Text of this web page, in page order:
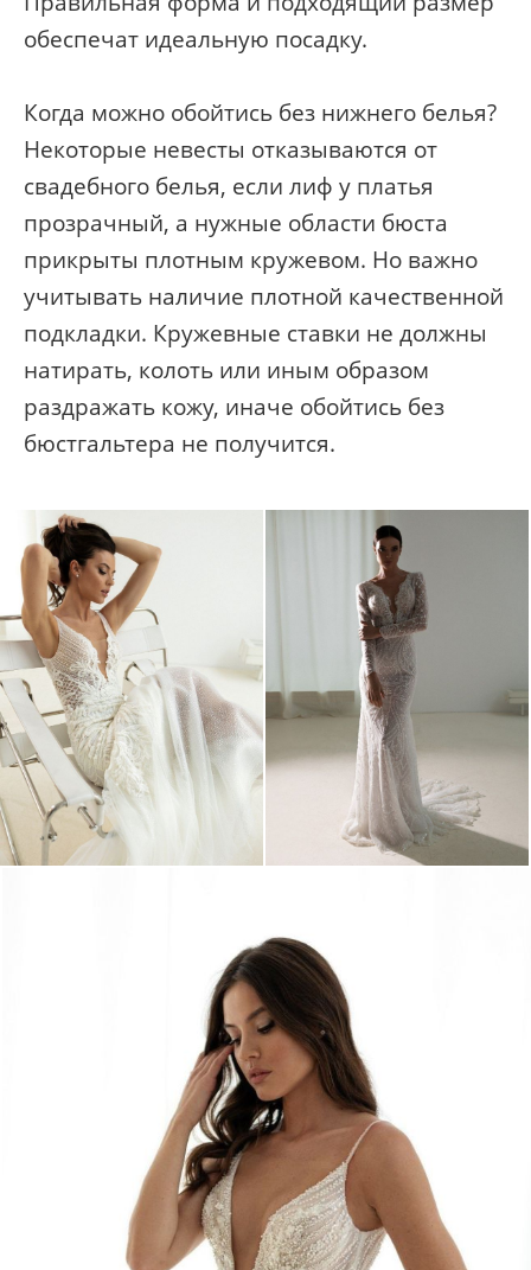
обеспечат идеальную посадку.
Когда можно обойтись без нижнего белья?
Некоторые невесты отказываются от
свадебного белья, если лиф у платья
прозрачный, а нужные области бюста
прикрыты плотным кружевом. Но важно
учитывать наличие плотной качественной
подкладки. Кружевные ставки не должны
натирать, колоть или иным образом
раздражать кожу, иначе обойтись без
бюстгальтера не получится.